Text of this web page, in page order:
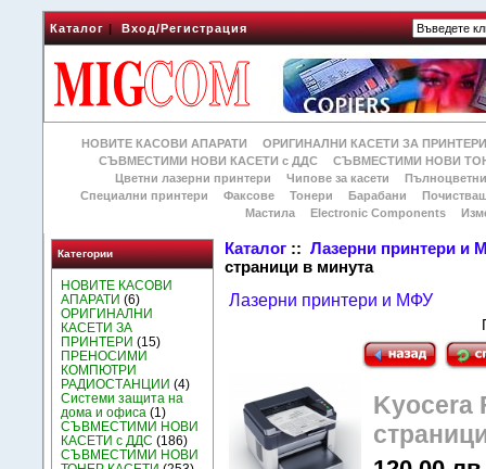
Каталог|Вход/Регистрация
НОВИТЕ КАСОВИ АПАРАТИ
ОРИГИНАЛНИ КАСЕТИ ЗА
СЪВМЕСТИМИ НОВИ КАСЕТИ с ДДС
СЪВМЕСТИМИ НОВИ
Цветни лазерни принтери
Чипове за касети
Специални принтери
Факсове Тонери Барабани
Мастила
Electronic Components
Категории
НОВИТЕ КАСОВИ
АПАРАТИ (6)
ОРИГИНАЛНИ
КАСЕТИ ЗА
ПРИНТЕРИ (15)
ПРЕНОСИМИ
КОМПЮТРИ
РАДИОСТАНЦИИ (4)
Системи защита на
дома и офиса (1)
СЪВМЕСТИМИ НОВИ
КАСЕТИ с ДДС (186)
СЪВМЕСТИМИ НОВИ
Каталог ::Лазерни принтери и
страници в минута
Лазерни принтери и МФУ
Kyocera